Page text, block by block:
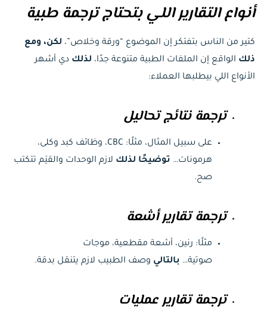
أنواع التقارير اللي بتحتاج ترجمة طبية
كتير من الناس بتفتكر إن الموضوع “ورقة وخلاص”، لكن، ومع
ذلك الواقع إن الملفات الطبية متنوعة جدًا، لذلك دي أشهر
الأنواع اللي بيطلبها العملاء:
ترجمة نتائج تحاليل
على سبيل المثال، مثلًا: CBC، وظائف كبد وكلى،
هرمونات… توضيحًا لذلك لازم الوحدات والقيَم تتكتب
صح.
ترجمة تقارير أشعة
مثلًا: رنين، أشعة مقطعية، موجات
صوتية… بالتالي وصف الطبيب لازم يتنقل بدقة.
ترجمة تقارير عمليات